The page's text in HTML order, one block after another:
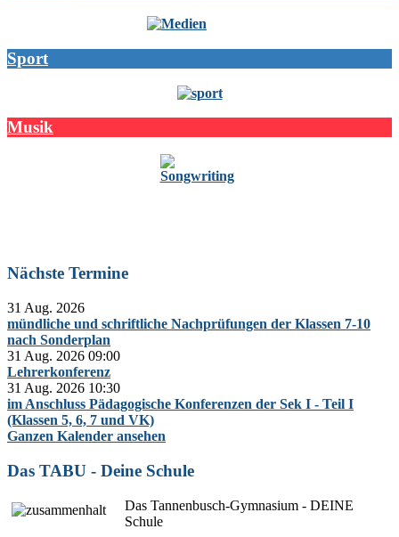
Sport
Musik
Nächste Termine
31 Aug. 2026
mündliche und schriftliche Nachprüfungen der Klassen 7-10
nach Sonderplan
31 Aug. 2026 09:00
Lehrerkonferenz
31 Aug. 2026 10:30
im Anschluss Pädagogische Konferenzen der Sek I - Teil I
(Klassen 5, 6, 7 und VK)
Ganzen Kalender ansehen
Das TABU - Deine Schule
Das Tannenbusch-Gymnasium - DEINE
Schule